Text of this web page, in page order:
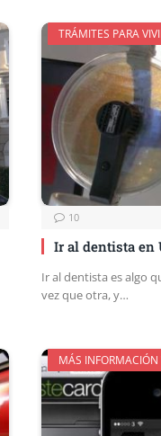
TRÁMITES PARA
10
Ir al dentista en
Ir al dentista es algo
vez que otra, y…
MÁS INFORMACIÓN